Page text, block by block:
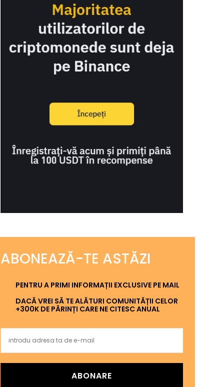
ABONEAZĂ-TE ASTĂZI
PENTRU A PRIMI INFORMAȚII EXCLUSIVE PE MAIL
DACĂ VREI SĂ TE ALĂTURI COMUNITĂȚII CELOR
+300K DE PĂRINȚI CARE NE CITESC ANUAL
ABONARE